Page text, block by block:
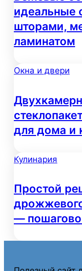
идеальные
шторами,
ламинатом
Окна и двери
для дома и
Кулинария
Простой
—